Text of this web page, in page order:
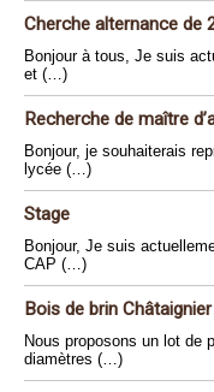
Cherche alternance de
Bonjour à tous, Je suis
et (…)
Recherche de maître
Bonjour, je souhaiterais
lycée (…)
Stage
Bonjour, Je suis
CAP (…)
Bois de brin
Nous proposons un lot de
diamètres (…)